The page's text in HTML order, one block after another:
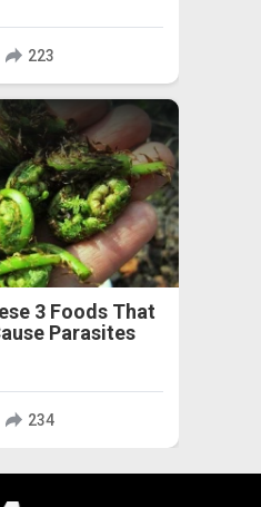
223
3 Foods That
Parasites
234